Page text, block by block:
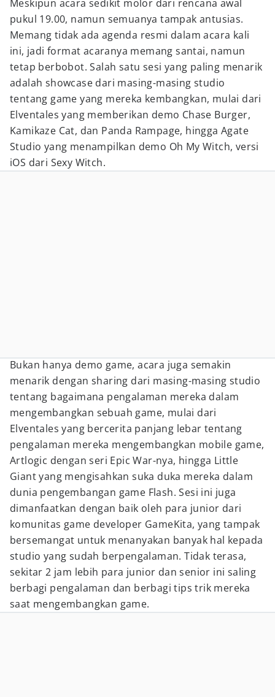
Meskipun acara sedikit molor dari rencana awal
pukul 19.00, namun semuanya tampak antusias.
Memang tidak ada agenda resmi dalam acara kali
ini, jadi format acaranya memang santai, namun
tetap berbobot. Salah satu sesi yang paling menarik
adalah showcase dari masing-masing studio
tentang game yang mereka kembangkan, mulai dari
Elventales yang memberikan demo Chase Burger,
Kamikaze Cat, dan Panda Rampage, hingga Agate
Studio yang menampilkan demo Oh My Witch, versi
iOS dari Sexy Witch.
Bukan hanya demo game, acara juga semakin
menarik dengan sharing dari masing-masing studio
tentang bagaimana pengalaman mereka dalam
mengembangkan sebuah game, mulai dari
Elventales yang bercerita panjang lebar tentang
pengalaman mereka mengembangkan mobile game,
Artlogic dengan seri Epic War-nya, hingga Little
Giant yang mengisahkan suka duka mereka dalam
dunia pengembangan game Flash. Sesi ini juga
dimanfaatkan dengan baik oleh para junior dari
komunitas game developer GameKita, yang tampak
bersemangat untuk menanyakan banyak hal kepada
studio yang sudah berpengalaman. Tidak terasa,
sekitar 2 jam lebih para junior dan senior ini saling
berbagi pengalaman dan berbagi tips trik mereka
saat mengembangkan game.